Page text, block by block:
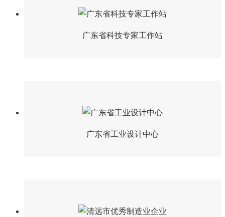
广东省科技专家工作站
广东省工业设计中心